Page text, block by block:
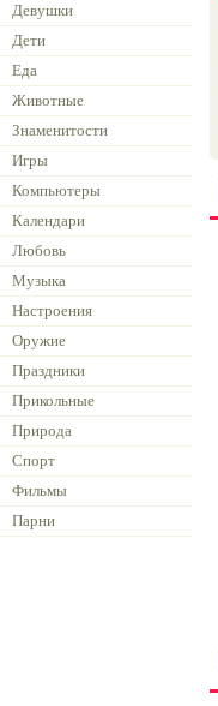
Девушки
Дети
Еда
Животные
Знаменитости
Игры
Компьютеры
Календари
Любовь
Музыка
Настроения
Оружие
Праздники
Прикольные
Природа
Спорт
Фильмы
Парни